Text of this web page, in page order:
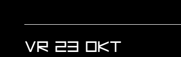
VR 23 OKT